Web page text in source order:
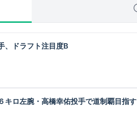
、ドラフト注目度B
キロ左腕・高橋幸佑投手で道制覇目指す